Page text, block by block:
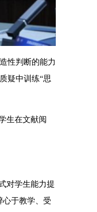
性判断的能力
疑中训练“思
生在文献阅
对学生能力提
心于教学、受